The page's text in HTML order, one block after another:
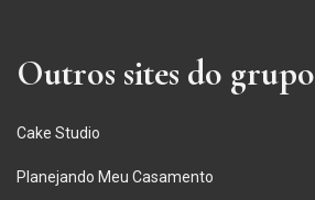
Outros sites do grupo
Cake Studio
Planejando Meu Casamento